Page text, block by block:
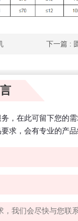
下一篇 :
，在此可留下您的
求，会有专业的产品